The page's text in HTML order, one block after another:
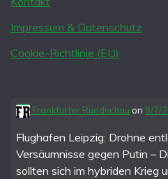
Impressum & Datenschutz
Cookie-Richtlinie (EU)
Frankfurter Rundschau on 8/7/
Flughafen Leipzig: Drohne
Versäumnisse gegen Putin –
sollten sich im hybriden Krieg